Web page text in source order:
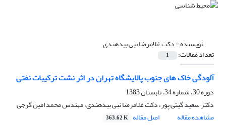
نویسنده =دکت غلامرضا نبی بیدهندی
تعداد مقالات: 1
آلودگی خاک های جنوب پالایشگاه تهران در اثر نشت ترکیبات نفتی
دوره 30، شماره 34، تابستان 1383
دکتر سعید گیتی پور، دکت غلامرضا نبی بیدهندی، مهندس محمد امین گرجی
مشاهده مقاله
اصل مقاله 363.62 K